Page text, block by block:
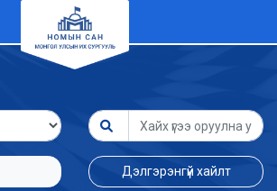
Дэлгэрэнгүй хайлт